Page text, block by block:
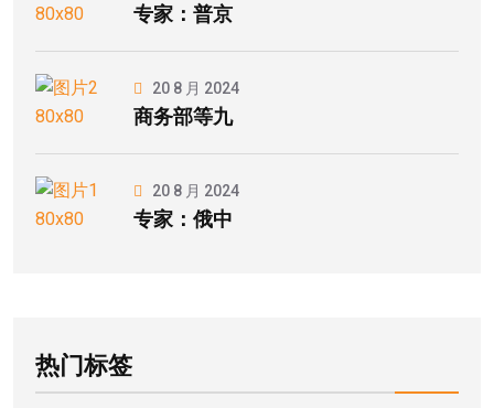
专家：普京
20 8 月 2024
商务部等九
20 8 月 2024
专家：俄中
热门标签